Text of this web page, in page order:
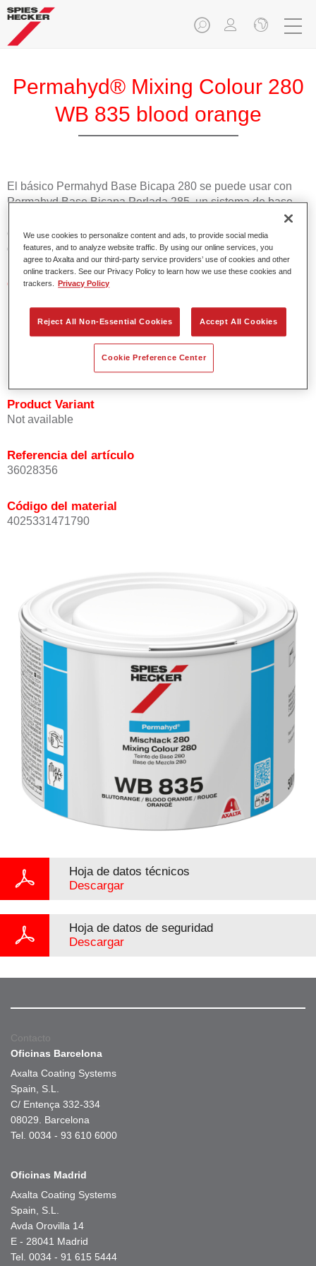
Permahyd® Mixing Colour 280
WB 835 blood orange
El básico Permahyd Base Bicapa 280 se puede usar con
Permahyd Base Bicapa Perlada 285, un sistema de base
bicapa al agua de gran calidad. Se basa en una tecnología
especial de dispersión de poliuretano para colores sólidos y
de efecto.
Características del producto
Elevada precisión del color.
Se puede recubrir con barniz HS de la gama Permasolid.
Product Variant
Not available
Referencia del artículo
36028356
Código del material
4025331471790
Hoja de datos técnicos
Descargar
Hoja de datos de seguridad
Descargar
Contacto
Oficinas Barcelona
Axalta Coating Systems
Spain, S.L.
C/ Entença 332-334
08029. Barcelona
Tel. 0034 - 93 610 6000
Oficinas Madrid
Axalta Coating Systems
Spain, S.L.
Avda Orovilla 14
E - 28041 Madrid
Tel. 0034 - 91 615 5444
We use cookies to personalize content and ads, to provide social media
features, and to analyze website traffic. By using our online services, you
agree to Axalta and our third-party service providers’ use of cookies and other
online trackers. See our Privacy Policy to learn how we use these cookies and
trackers.
Privacy Policy
Reject All Non-Essential Cookies Accept All Cookies
Cookie Preference Center